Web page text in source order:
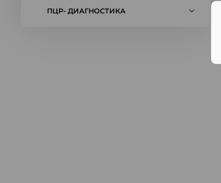
ПЦР- ДИАГНОСТИКА